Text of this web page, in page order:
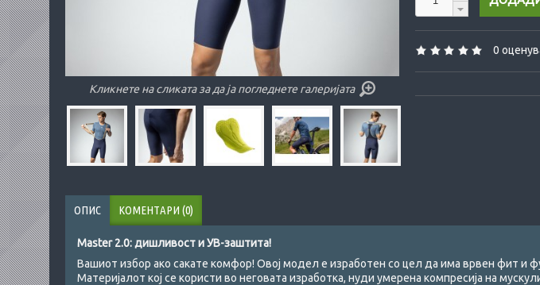
Кликнете на сликата за да ја погледнете галеријата
0
ОПИС КОМЕНТАРИ (0)
Master 2.0: дишливост и УВ-заштита!
Вашиот избор ако сакате комфор! Овој модел е изработен со цел да има врвен фит и
Материјалот кој се користи во неговата изработка, нуди умерена компресија на